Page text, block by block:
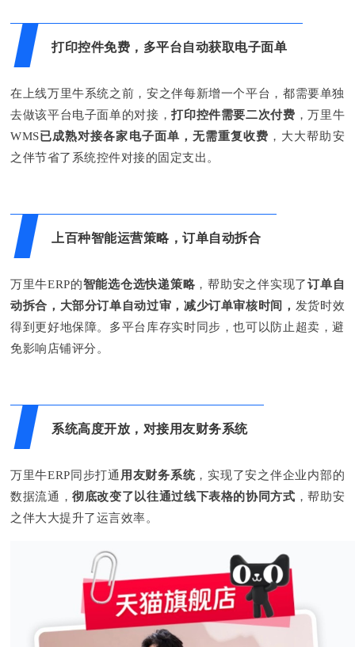
打印控件免费，多平台自动获取电子面单
在上线万里牛系统之前，安之伴每新增一个平台，都需要单独
去做该平台电子面单的对接，打印控件需要二次付费 ，万里牛
WMS已成熟对接各家电子面单 ，无需重复收费 ，大大帮助安
之伴节省了系统控件对接的固定支出。
上百种智能运营策略，订单自动拆合
万里牛ERP的智能选仓选快递策略 ，帮助安之伴实现了订单自
动拆合，大部分订单自动过审，减少订单审核时间， 发货时效
得到更好地保障。多平台库存实时同步，也可以防止超卖，避
免影响店铺评分。
系统高度开放，对接用友财务系统
万里牛ERP同步打通 用友财务系统，实现了安之伴企业内部的
数据流通，彻底改变了以往通过线下表格的协同方式 ，帮助安
之伴大大提升了运言效率。